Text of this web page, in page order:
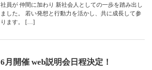
社員が 仲間に加わり 新社会人としての一歩を踏み出し
ました。 若い発想と行動力を活かし、共に成長して参
ります。 […]
6月開催 web説明会日程決定！